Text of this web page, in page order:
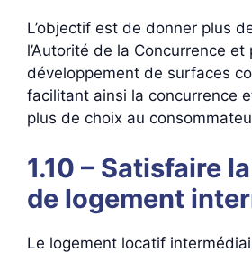
L’objectif est de donner plus
l’Autorité de la Concurrence
développement de surfaces
facilitant ainsi la concurrence
plus de choix au
1.10 – Satisfaire
de logement
Le logement locatif